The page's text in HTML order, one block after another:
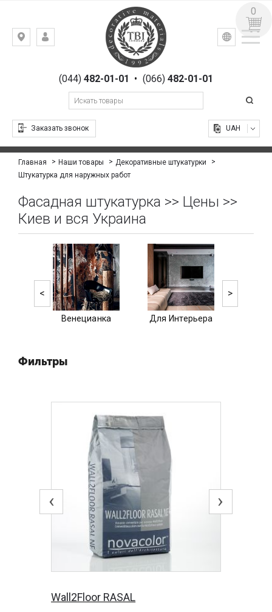
Киев,
Гоголевская,(044)482-01-01 • (066) 482-01-01
Заказать звонок
УКР РУС
UAH
0
Главная Наши товары
Декоративные штукатурки
Штукатурка для наружных работ
Фасадная штукатурка >> Цены >>
Киев и вся Украина
Венецианка Для Интерьера
< >
Фильтры
‹ ›
Wall2Floor RASAL